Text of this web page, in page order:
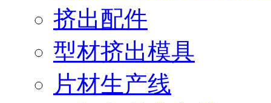
挤出配件
型材挤出模具
片材生产线